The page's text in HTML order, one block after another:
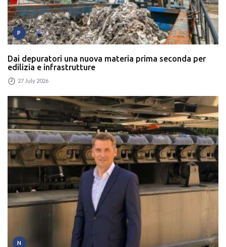
P
Dai depuratori una nuova materia prima seconda per
edilizia e infrastrutture
27 July 2026
N